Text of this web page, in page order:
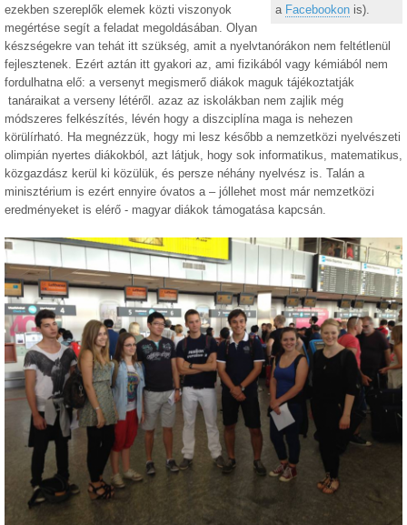
a Facebookon is).
ezekben szereplők elemek közti viszonyok
megértése segít a feladat megoldásában. Olyan
készségekre van tehát itt szükség, amit a nyelvtanórákon nem feltétlenül
fejlesztenek. Ezért aztán itt gyakori az, ami fizikából vagy kémiából nem
fordulhatna elő: a versenyt megismerő diákok maguk tájékoztatják
tanáraikat a verseny létéről. azaz az iskolákban nem zajlik még
módszeres felkészítés, lévén hogy a diszciplína maga is nehezen
körülírható. Ha megnézzük, hogy mi lesz később a nemzetközi nyelvészeti
olimpián nyertes diákokból, azt látjuk, hogy sok informatikus, matematikus,
közgazdász kerül ki közülük, és persze néhány nyelvész is. Talán a
minisztérium is ezért ennyire óvatos a – jóllehet most már nemzetközi
eredményeket is elérő - magyar diákok támogatása kapcsán.